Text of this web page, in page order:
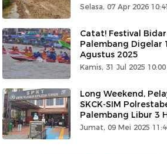
Selasa, 07 Apr 2026
Catat! Festival
Palembang Digelar
Agustus 2025
Kamis, 31 Jul 2025 10:00
Long Weekend,
SKCK-SIM
Palembang Libur 3
Jumat, 09 Mei 2025